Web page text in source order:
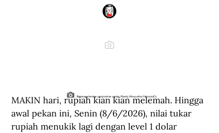
Beberapa lembar uang kertas rupiah. (Randy Wirayudha/Historia.ID).
MAKIN hari, rupiah kian kian melemah. Hingga
awal pekan ini, Senin (8/6/2026), nilai tukar
rupiah menukik lagi dengan level 1 dolar